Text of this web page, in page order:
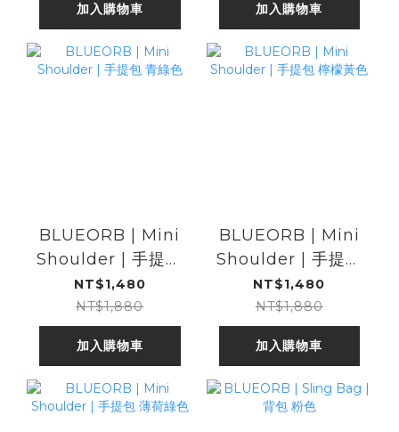
加入購物車 加入購物車
BLUEORB | Mini
Shoulder | 手提包
青綠色
NT$1,480
NT$1,880
加入購物車
BLUEORB | Mini
Shoulder | 手提包
檸檬黃色
NT$1,480
NT$1,880
加入購物車